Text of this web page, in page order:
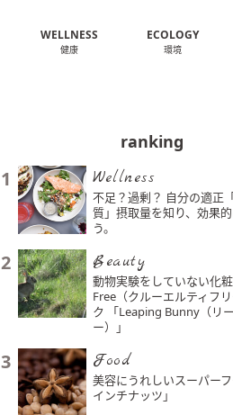
WELLNESS
健康
ECOLOGY
環境
ranking
1 Wellness
不足？過剰？ 自分の適正
質」摂取量を知り、効果
う。
2 Beauty
動物実験をしていない化
Free（クルーエルティフ
ク 「Leaping Bunny（リ
ー）」
3 Food
美容にうれしいスーパー
インチナッツ」